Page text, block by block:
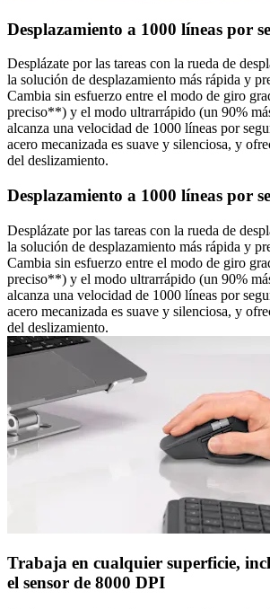
Desplazamiento a 1000 líneas por
Desplázate por las tareas con la rueda de
la solución de desplazamiento más rápida y
Cambia sin esfuerzo entre el modo de giro
preciso**) y el modo ultrarrápido (un 90%
alcanza una velocidad de 1000 líneas por
acero mecanizada es suave y silenciosa, y
del deslizamiento.
Desplazamiento a 1000 líneas por
Desplázate por las tareas con la rueda de
la solución de desplazamiento más rápida y
Cambia sin esfuerzo entre el modo de giro
preciso**) y el modo ultrarrápido (un 90%
alcanza una velocidad de 1000 líneas por
acero mecanizada es suave y silenciosa, y
del deslizamiento.
Trabaja en cualquier superficie,
el sensor de 8000 DPI